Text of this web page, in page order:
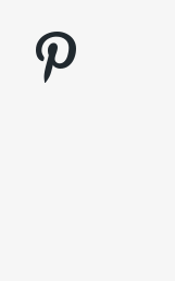
pinterest